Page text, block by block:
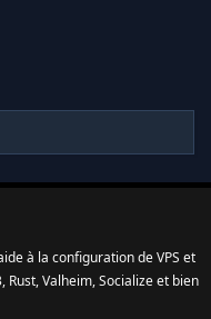
à la configuration de VPS et
Valheim, Socialize et bien